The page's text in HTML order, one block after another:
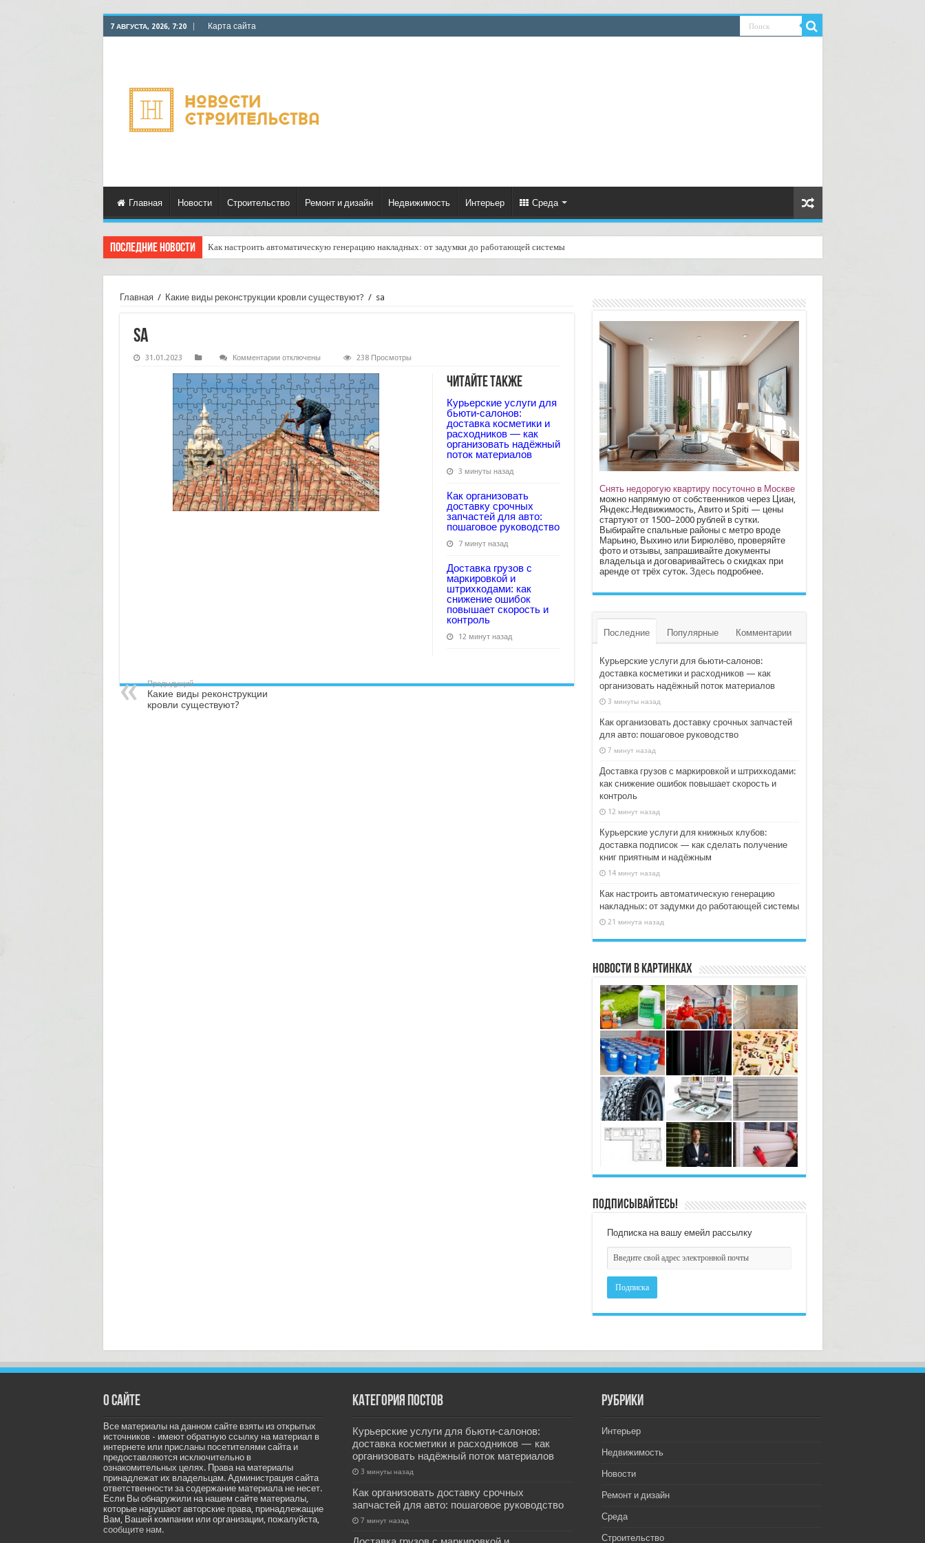
7 АВГУСТА, 2026, 7:20 Карта сайта
Главная Новости Строительство Ремонт и дизайн Недвижимость Интерьер Среда
Последние новости Как настроить автоматическую генерацию накладных: от задумки до работающей системы
Главная / Какие виды реконструкции кровли существуют? / sa
sa
31.01.2023 Комментариик
sa
отключены 238 Просмотры
Читайте также
Курьерские услуги для
бьюти‑салонов:
доставка косметики и
расходников — как
организовать надёжный
поток материалов
3 минуты назад
Как организовать
доставку срочных
запчастей для авто:
пошаговое руководство
7 минут назад
Доставка грузов с
маркировкой и
штрихкодами: как
снижение ошибок
повышает скорость и
контроль
12 минут назад
Предыдущий
Какие виды реконструкции
кровли существуют?
Снять недорогую квартиру посуточно в Москве
можно напрямую от собственников через Циан,
Яндекс.Недвижимость, Авито и Spiti — цены
стартуют от 1500–2000 рублей в сутки.
Выбирайте спальные районы с метро вроде
Марьино, Выхино или Бирюлёво, проверяйте
фото и отзывы, запрашивайте документы
владельца и договаривайтесь о скидках при
аренде от трёх суток. Здесьподробнее.
Последние Популярные Комментарии
Курьерские услуги для бьюти‑салонов:
доставка косметики и расходников — как
организовать надёжный поток материалов
3 минуты назад
Как организовать доставку срочных запчастей
для авто: пошаговое руководство
7 минут назад
Доставка грузов с маркировкой и штрихкодами:
как снижение ошибок повышает скорость и
контроль
12 минут назад
Курьерские услуги для книжных клубов:
доставка подписок — как сделать получение
книг приятным и надёжным
14 минут назад
Как настроить автоматическую генерацию
накладных: от задумки до работающей системы
21 минута назад
Новости в картинках
Подписывайтесь!
Подписка на вашу емейл рассылку
О сайте
Все материалы на данном сайте взяты из открытых
источников - имеют обратную ссылку на материал в
интернете или присланы посетителями сайта и
предоставляются исключительно в
ознакомительных целях. Права на материалы
принадлежат их владельцам. Администрация сайта
ответственности за содержание материала не несет.
Если Вы обнаружили на нашем сайте материалы,
которые нарушают авторские права, принадлежащие
Вам, Вашей компании или организации, пожалуйста,
сообщите нам.
Категория постов
Курьерские услуги для бьюти‑салонов:
доставка косметики и расходников — как
организовать надёжный поток материалов
3 минуты назад
Как организовать доставку срочных
запчастей для авто: пошаговое руководство
7 минут назад
РУбрики
Интерьер
Недвижимость
Новости
Ремонт и дизайн
Среда
Строительство